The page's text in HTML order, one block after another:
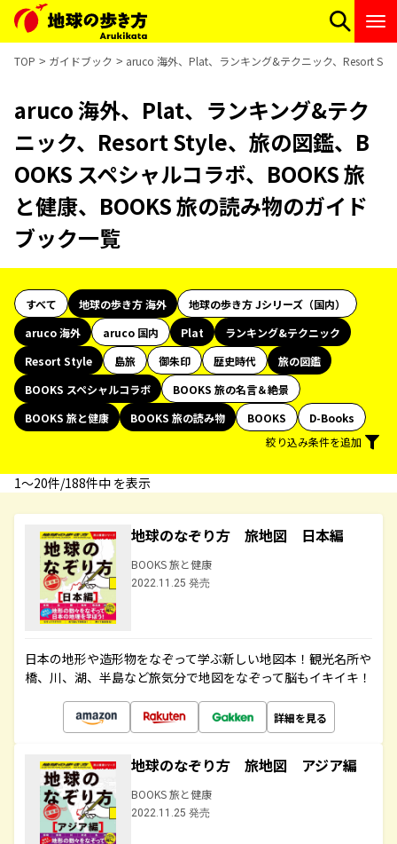
TOP ガイドブック aruco 海外、Plat、ランキング&テクニック、Resort
aruco 海外、Plat、ランキング&テク
ニック、Resort Style、旅の図鑑、B
OOKS スペシャルコラボ、BOOKS 旅
と健康、BOOKS 旅の読み物のガイド
ブック一覧
すべて 地球の歩き方 海外
地球の歩き方 Jシリーズ（国内）
aruco 海外
aruco 国内 Plat
ランキング&テクニック
Resort Style
島旅 御朱印 歴史時代
旅の図鑑
BOOKS スペシャルコラボ
BOOKS 旅の名言＆絶景
BOOKS 旅と健康
BOOKS 旅の読み物 BOOKS
D-Books
絞り込み条件を追加
1〜20件/188件中 を表示
地球のなぞり方 旅地図 日本編
BOOKS 旅と健康
2022.11.25 発売
日本の地形や造形物をなぞって学ぶ新しい地図本！観光名所や
橋、川、湖、半島など旅気分で地図をなぞって脳もイキイキ！
詳細を見る
地球のなぞり方 旅地図 アジア編
BOOKS 旅と健康
2022.11.25 発売